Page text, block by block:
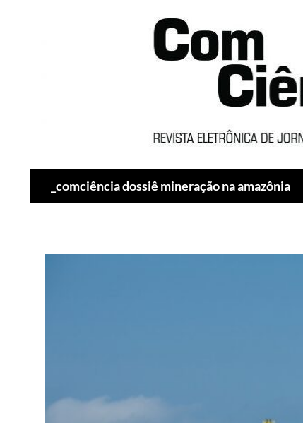
_comciência dossiê mineração na amazônia